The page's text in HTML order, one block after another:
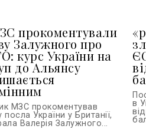
прокоментували
Залужного про
курс України на
до Альянсу
МЗС прокоментував
посла України у Британії,
Валерія Залужного...
в